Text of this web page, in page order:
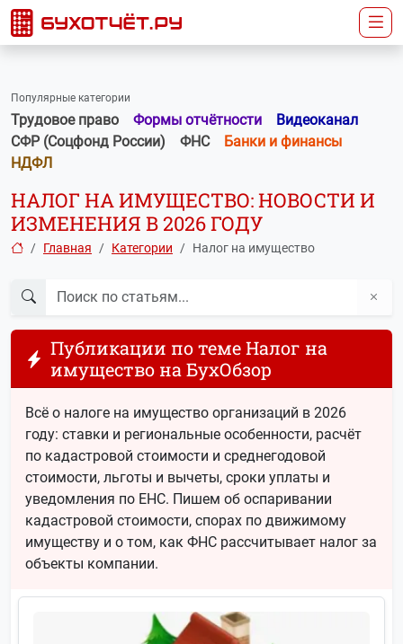
Популярные категории
Трудовое право Формы отчётности
Видеоканал
СФР (Соцфонд России)
ФНС
Банки и финансы
НДФЛ
НАЛОГ НА ИМУЩЕСТВО: НОВОСТИ И
ИЗМЕНЕНИЯ В 2026 ГОДУ
Главная Категории Налог на имущество
Публикации по теме Налог на
имущество на БухОбзор
Всё о налоге на имущество организаций в 2026
году: ставки и региональные особенности, расчёт
по кадастровой стоимости и среднегодовой
стоимости, льготы и вычеты, сроки уплаты и
уведомления по ЕНС. Пишем об оспаривании
кадастровой стоимости, спорах по движимому
имуществу и о том, как ФНС рассчитывает налог за
объекты компании.